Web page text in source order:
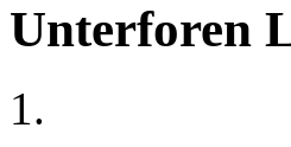
Unterforen